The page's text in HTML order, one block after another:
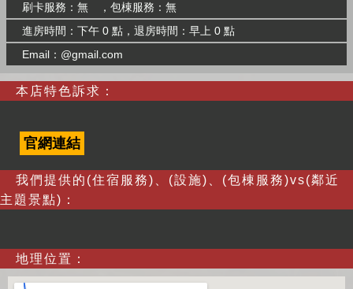
刷卡服務：無 ，包棟服務：無
進房時間：下午 0 點，退房時間：早上 0 點
Email：@gmail.com
本店特色訴求：
官網連結
我們提供的(住宿服務)、(設施)、(包棟服務)vs(鄰近
主題景點)：
地理位置：